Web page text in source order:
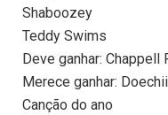
Shaboozey
Teddy Swims
Deve ganhar: Chappell
Merece ganhar: Doechii
Canção do ano